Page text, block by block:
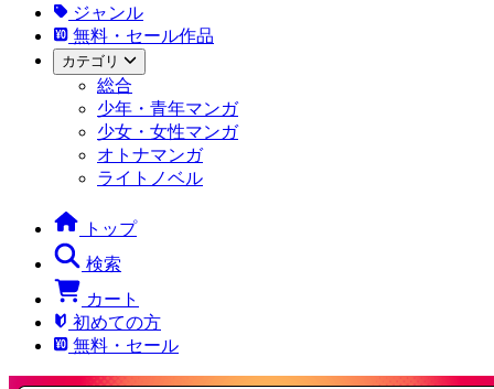
ジャンル
無料・セール作品
カテゴリ
総合
少年・青年マンガ
少女・女性マンガ
オトナマンガ
ライトノベル
トップ
検索
カート
初めての方
無料・セール